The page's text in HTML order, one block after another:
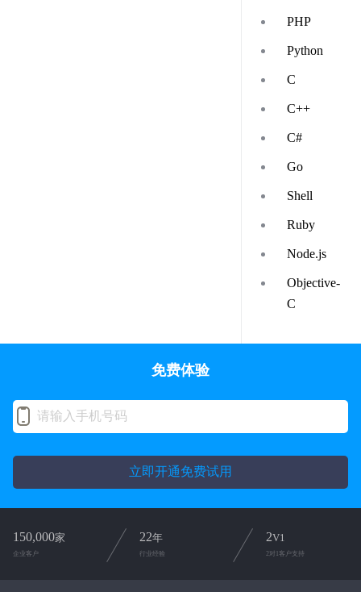
PHP
Python
C
C++
C#
Go
Shell
Ruby
Node.js
Objective-
C
免费体验
立即开通免费试用
150,000家
企业客户
22年
行业经验
2V1
2对1客户支持